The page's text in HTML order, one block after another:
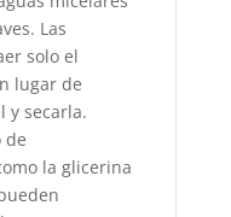
Las
solo el
lugar de
y secarla.
de
la glicerina